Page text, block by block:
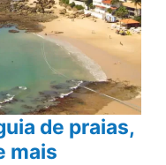
de praias,
mais